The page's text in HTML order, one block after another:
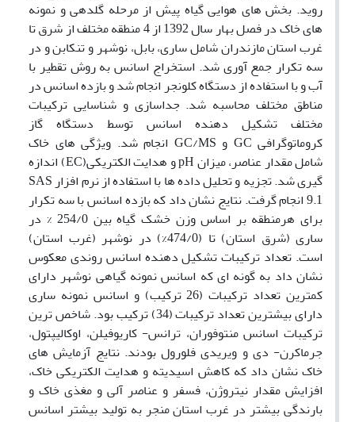
روید. بخش های هوایی گیاه پیش از مرحله گلدهی و نمونه
های خاک در فصل بهار سال 1392 از 4 منطقه مختلف از شرق تا
غرب استان مازندران شامل ساری، بابل، نوشهر و تنکابن و در
سه تکرار جمع آوری شد. استخراج اسانس به روش تقطیر با
آب و با استفاده از دستگاه کلونجر انجام شد و بازده اسانس در
مناطق مختلف محاسبه شد. جداسازی و شناسایی ترکیبات
مختلف تشکیل دهنده اسانس توسط دستگاه گاز
کروماتوگرافی GC و GC/MS انجام شد. ویژگی های خاک
شامل مقدار عناصر، میزان pH و هدایت الکتریکی(EC) اندازه
گیری شد. تجزیه و تحلیل داده ها با استفاده از نرم افزار SAS
9.1 انجام گرفت. نتایج نشان داد که بازده اسانس با سه تکرار
برای هرمنطقه بر اساس وزن خشک گیاه بین 254/0 % در
ساری (شرق استان) تا (474/0%) در نوشهر (غرب استان)
است. تعداد ترکیبات تشکیل دهنده اسانس روندی معکوس
نشان داد به گونه ای که اسانس نمونه گیاهی نوشهر دارای
کمترین تعداد ترکیبات (26 ترکیب) و اسانس نمونه ساری
دارای بیشترین تعداد ترکیبات (34) ترکیب بود. شاخص ترین
ترکیبات اسانس منتوفوران، ترانس- کاریوفیلن، اوکالیپتول،
جرماکرن- دی و ویریدی فلورول بودند. نتایج آزمایش های
خاک نشان داد که کاهش اسیدیته و هدایت الکتریکی خاک،
افزایش مقدار نیتروژن، فسفر و عناصر آلی و مغذی خاک و
بارندگی بیشتر در غرب استان منجر به تولید بیشتر اسانس